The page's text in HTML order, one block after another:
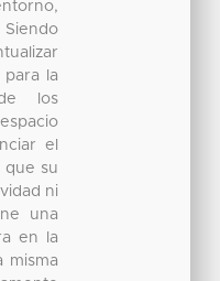
Siendo
la
los
el
que su
ni
una
en la
misma